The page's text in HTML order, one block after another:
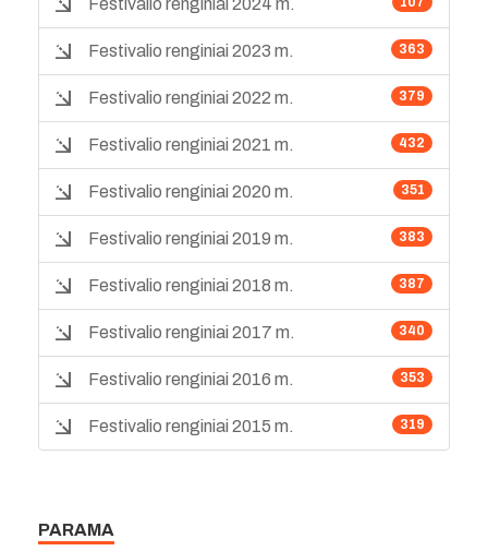
Festivalio renginiai 2024 m.
363
Festivalio renginiai 2023 m.
379
Festivalio renginiai 2022 m.
432
Festivalio renginiai 2021 m.
351
Festivalio renginiai 2020 m.
383
Festivalio renginiai 2019 m.
387
Festivalio renginiai 2018 m.
340
Festivalio renginiai 2017 m.
353
Festivalio renginiai 2016 m.
319
Festivalio renginiai 2015 m.
PARAMA